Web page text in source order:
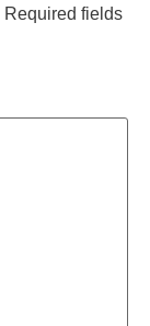
Required fields